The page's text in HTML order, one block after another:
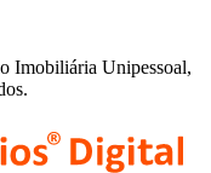
Imobiliária Unipessoal,